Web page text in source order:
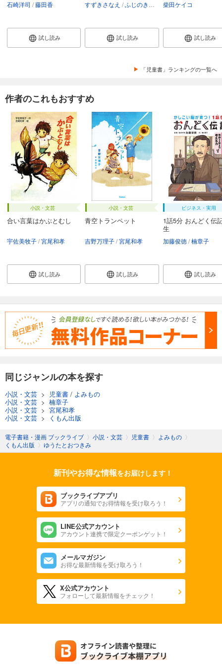
石崎洋司 藤田香
試し読み
すずきさなえ ふじのきともこ
試し読み
柴田ケイコ
試し読み
「児童書」ランキングの一覧へ
作者のこれもおすすめ
小説・文芸
合い言葉はかぶとむし
宇佐美牧子 宮尾和孝
試し読み
小説・文芸
青空トランペット
吉野万理子 宮尾和孝
試し読み
ビジネス・実用
1話5分 おんどく伝
生
加藤俊徳 楠章子
試し読み
同じジャンルの本を探す
小説・文芸 > 児童書 / よみもの
小説・文芸 > 楠章子
小説・文芸 > 宮尾和孝
小説・文芸 > くもん出版
電子書籍・漫画 ブックライブ 〉 小説・文芸 〉 児童書 〉 よみもの 〉
くもん出版 〉 ゆうたとおつきみ
新刊やお得な情報をお届けします！
ブックライブアプリ
アプリの通知でお得情報を受け取ろう！
LINE公式アカウント
アカウント連携で限定クーポンゲット！
メールマガジン
お得な最新情報を受け取ろう！
X公式アカウント
フォローして最新情報をチェック！